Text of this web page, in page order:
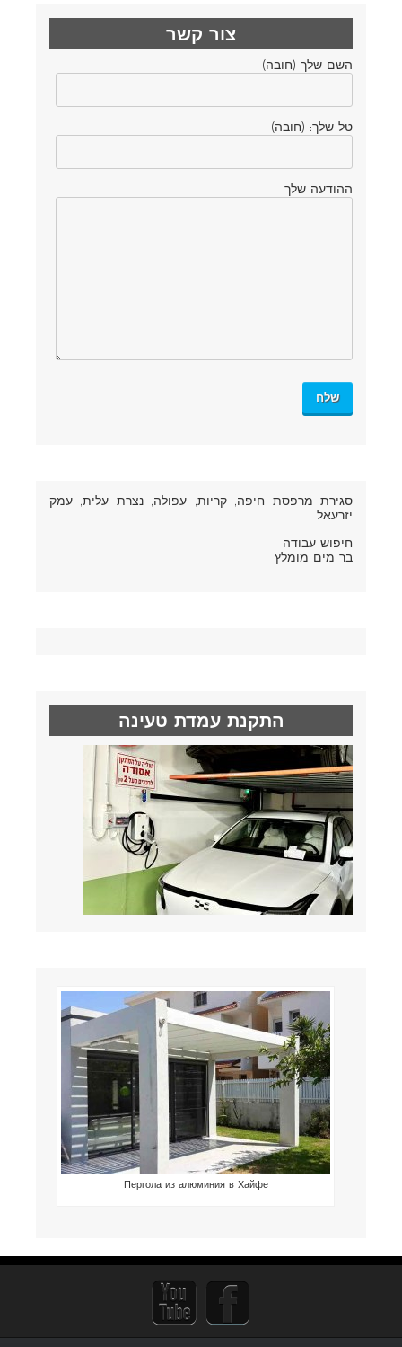
צור קשר
השם שלך (חובה)
טל שלך: (חובה)
ההודעה שלך
סגירת מרפסת חיפה, קריות, עפולה, נצרת עלית, עמק
יזרעאל
חיפוש עבודה
בר מים מומלץ
התקנת עמדת טעינה
Пергола из алюминия в Хайфе